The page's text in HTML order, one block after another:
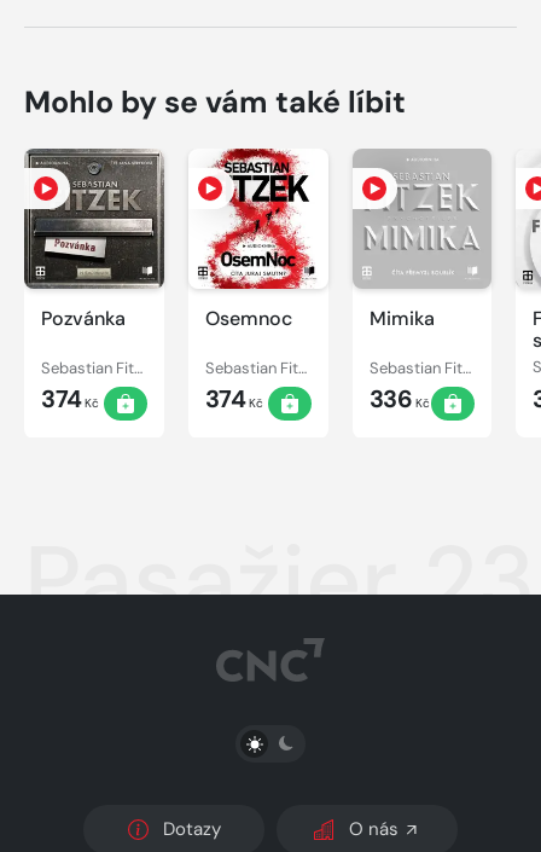
Mohlo by se vám také líbit
Pozvánka
Sebastian Fitzek
374Kč
Osemnoc
Sebastian Fitzek
374Kč
Mimika
Sebastian Fitzek
336 Kč
Pasažier 23
PŘEPNOUT SVĚTLÝ/TMAVÝ REŽIM
Dotazy O nás